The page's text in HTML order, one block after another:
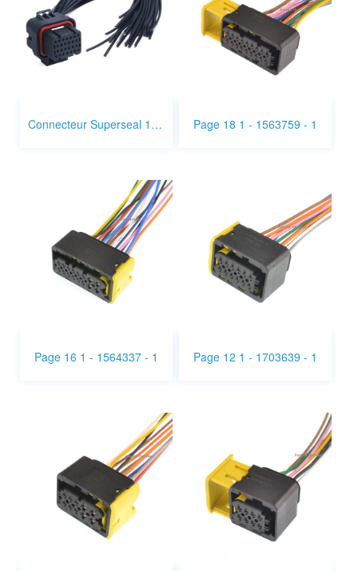
Connecteur Superseal 1,0 mm 26p 1 - 1447232 - 7 Page 18 1 - 1563759 - 1
Page 16 1 - 1564337 - 1 Page 12 1 - 1703639 - 1